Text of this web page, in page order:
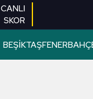
CANLI
SKOR
BEŞİKTAŞ